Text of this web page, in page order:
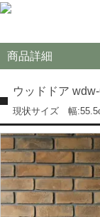
商品詳細
ウッドドア
現状サイズ 幅